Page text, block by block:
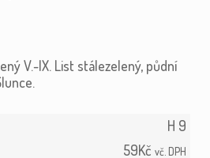
V.-IX. List stálezelený, půdní
H 9
59Kč vč. DPH